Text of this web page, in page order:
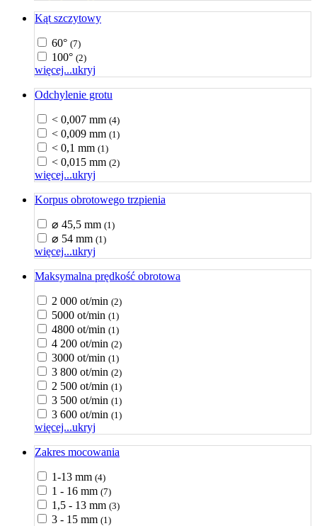
Kąt szczytowy
60° (7)
100° (2)
więcej...ukryj
Odchylenie grotu
< 0,007 mm (4)
< 0,009 mm (1)
< 0,1 mm (1)
< 0,015 mm (2)
więcej...ukryj
Korpus obrotowego trzpienia
⌀ 45,5 mm (1)
⌀ 54 mm (1)
więcej...ukryj
Maksymalna prędkość obrotowa
2 000 ot/min (2)
5000 ot/min (1)
4800 ot/min (1)
4 200 ot/min (2)
3000 ot/min (1)
3 800 ot/min (2)
2 500 ot/min (1)
3 500 ot/min (1)
3 600 ot/min (1)
więcej...ukryj
Zakres mocowania
1-13 mm (4)
1 - 16 mm (7)
1,5 - 13 mm (3)
3 - 15 mm (1)